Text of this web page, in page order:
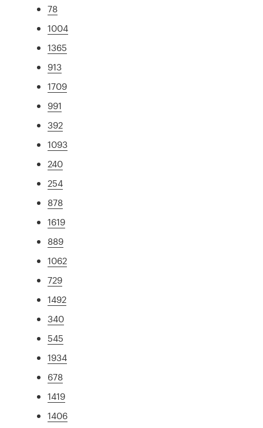
78
1004
1365
913
1709
991
392
1093
240
254
878
1619
889
1062
729
1492
340
545
1934
678
1419
1406